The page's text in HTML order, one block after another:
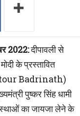
2022:दीपावली से
के प्रस्तावित
tour Badrinath)
पुष्कर सिंह धामी
का जायजा लेने के